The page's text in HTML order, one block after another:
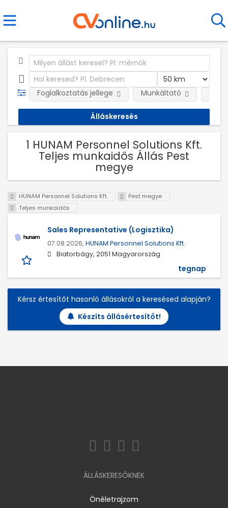
Foglalkoztatás jellege Munkáltató
1 HUNAM Personnel Solutions Kft.
Teljes munkaidős Állás Pest
megye
HUNAM Personnel Solutions Kft.
Pest megye
Teljes munkaidős
Sales Representative (Logisztika)
07.08.2026, HUNAM Personnel Solutions Kft.
Biatorbágy, 2051 Magyarország
tegnap
Kérsz értesítőt hasonló állásokról a keresésed alapján?
Készíts állásértesítőt!
ÁLLÁSKERESŐKNEK
Önéletrajzom